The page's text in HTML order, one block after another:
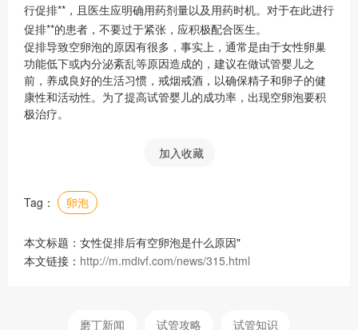
行促排**，且医生应明确用药剂量以及用药时机。对于在此进行
促排**的患者，不要过于紧张，应积极配合医生。
促排导致空卵泡的原因有很多，事实上，通常是由于女性卵巢
功能低下或内分泌紊乱等原因造成的，建议在做试管婴儿之
前，养成良好的生活习惯，戒烟戒酒，以确保精子和卵子的健
康性和活动性。为了提高试管婴儿的成功率，出现空卵泡要积
极治疗。
加入收藏
Tag： 卵泡
本文标题：女性促排后有空卵泡是什么原因"
本文链接： http://m.mdivf.com/news/315.html
磨丁新闻 试管攻略 试管知识